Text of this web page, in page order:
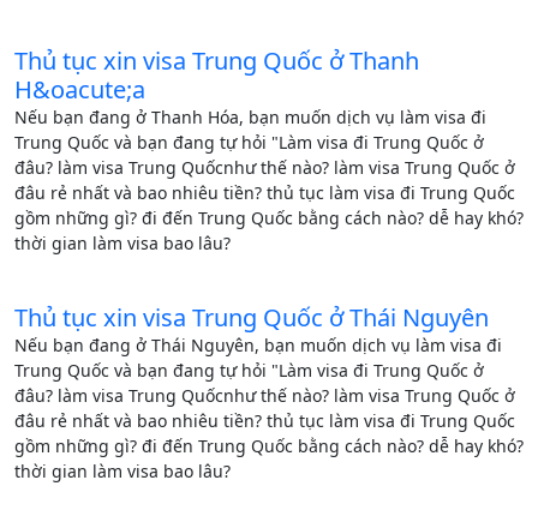
Thủ tục xin visa Trung Quốc ở Thanh
H&oacute;a
Nếu bạn đang ở Thanh Hóa, bạn muốn dịch vụ làm visa đi
Trung Quốc và bạn đang tự hỏi "Làm visa đi Trung Quốc ở
đâu? làm visa Trung Quốcnhư thế nào? làm visa Trung Quốc ở
đâu rẻ nhất và bao nhiêu tiền? thủ tục làm visa đi Trung Quốc
gồm những gì? đi đến Trung Quốc bằng cách nào? dễ hay khó?
thời gian làm visa bao lâu?
Thủ tục xin visa Trung Quốc ở Thái Nguyên
Nếu bạn đang ở Thái Nguyên, bạn muốn dịch vụ làm visa đi
Trung Quốc và bạn đang tự hỏi "Làm visa đi Trung Quốc ở
đâu? làm visa Trung Quốcnhư thế nào? làm visa Trung Quốc ở
đâu rẻ nhất và bao nhiêu tiền? thủ tục làm visa đi Trung Quốc
gồm những gì? đi đến Trung Quốc bằng cách nào? dễ hay khó?
thời gian làm visa bao lâu?